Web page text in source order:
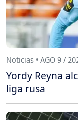
Noticias • AGO 9 /
Yordy Reyna
liga rusa